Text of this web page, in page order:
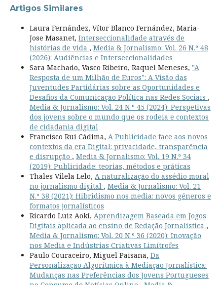
Artigos Similares
Laura Fernández, Vítor Blanco Fernández, Maria-
Jose Masanet, Interseccionalidade através de
histórias de vida , Media & Jornalismo: Vol. 26 N.º 48
(2026): Audiências e Interseccionalidades
Sara Machado, Vasco Ribeiro, Raquel Meneses, "A
Resposta de um Milhão de Euros": A Visão das
Juventudes Partidárias sobre as Oportunidades e
Desafios da Comunicação Política nas Redes Sociais ,
Media & Jornalismo: Vol. 24 N.º 45 (2024): Perspetivas
dos jovens sobre o mundo que os rodeia e contextos
de cidadania digital
Francisco Rui Cádima, A Publicidade face aos novos
contextos da era Digital: privacidade, transparência
e disrupção , Media & Jornalismo: Vol. 19 N.º 34
(2019): Publicidade: teorias, métodos e práticas
Thales Vilela Lelo, A naturalização do assédio moral
no jornalismo digital , Media & Jornalismo: Vol. 21
N.º 38 (2021): Hibridismo nos media: novos géneros e
formatos jornalísticos
Ricardo Luiz Aoki, Aprendizagem Baseada em Jogos
Digitais aplicada ao ensino de Redação Jornalística ,
Media & Jornalismo: Vol. 20 N.º 36 (2020): Inovação
nos Media e Indústrias Criativas Limítrofes
Paulo Couraceiro, Miguel Paisana, Da
Personalização Algorítmica à Mediação Jornalística:
Mudanças nas Preferências dos Jovens Portugueses